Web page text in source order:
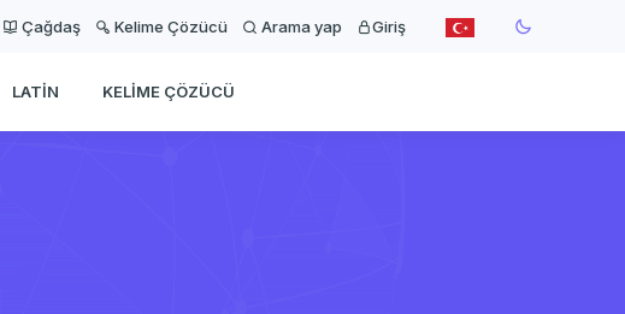
Çağdaş Kelime Çözücü Arama yap Giriş
LATIN KELIME ÇÖZÜCÜ